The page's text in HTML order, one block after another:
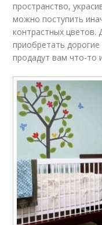
пространство,
можно поступить
контрастных цветов.
приобретать
продадут вам что-то